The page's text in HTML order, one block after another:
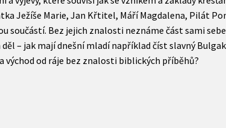
Ježíše Marie, Jan Křtitel, Máří Magdalena, Pilát
součástí. Bez jejich znalosti neznáme část sami
– jak mají dnešní mladí například číst slavný
východ od ráje bez znalosti biblických příběhů?